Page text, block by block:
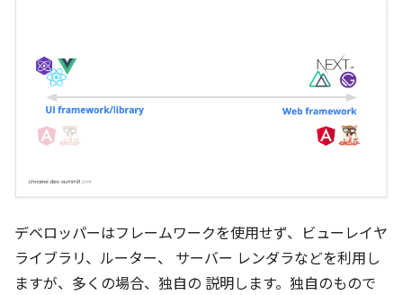
デベロッパーはフレームワークを使用せず、ビューレイヤ
ライブラリ、ルーター、 サーバー レンダラなどを利用し
ますが、多くの場合、独自の 説明します。独自のもので